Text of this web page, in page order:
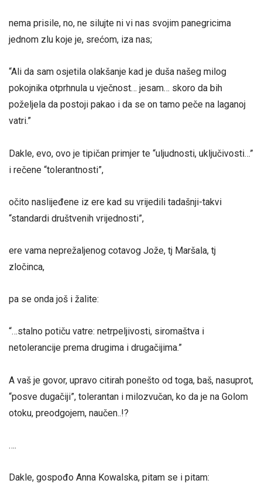
nema prisile, no, ne silujte ni vi nas svojim panegricima
jednom zlu koje je, srećom, iza nas;
“Ali da sam osjetila olakšanje kad je duša našeg milog
pokojnika otprhnula u vječnost… jesam… skoro da bih
poželjela da postoji pakao i da se on tamo peče na laganoj
vatri.”
Dakle, evo, ovo je tipičan primjer te “uljudnosti, uključivosti…”
i rečene “tolerantnosti”,
očito naslijeđene iz ere kad su vrijedili tadašnji-takvi
“standardi društvenih vrijednosti”,
ere vama neprežaljenog cotavog Jože, tj Maršala, tj
zločinca,
pa se onda još i žalite:
“…stalno potiču vatre: netrpeljivosti, siromaštva i
netolerancije prema drugima i drugačijima.”
A vaš je govor, upravo citirah ponešto od toga, baš, nasuprot,
“posve dugačiji”, tolerantan i milozvučan, ko da je na Golom
otoku, preodgojem, naučen..!?
….
Dakle, gospođo Anna Kowalska, pitam se i pitam: